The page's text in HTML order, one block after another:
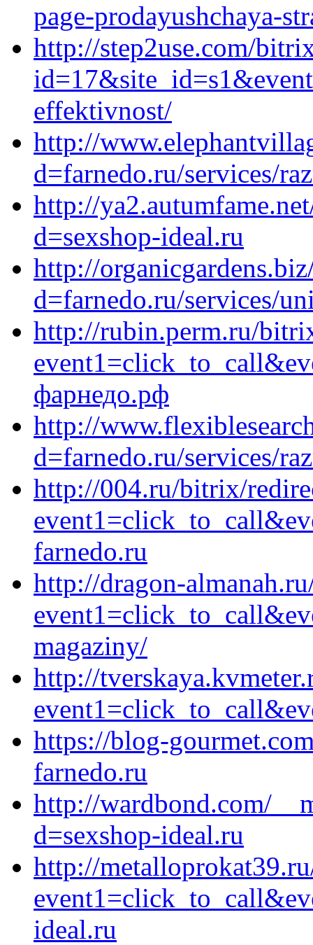
page-prodayushchaya-
http://step2use.com/
effektivnost/
http://
d=farnedo.ru/services/
http://
d=sexshop-ideal.ru
http://
d=farnedo.ru/services/
http://rubin.perm.ru/
фарнедо.рф
http://
d=farnedo.ru/services/
http://004.ru/bitrix/
farnedo.ru
http://dragon-
magaziny/
http://
https://blog-
farnedo.ru
http://wardbond.com/
d=sexshop-ideal.ru
http://
ideal.ru